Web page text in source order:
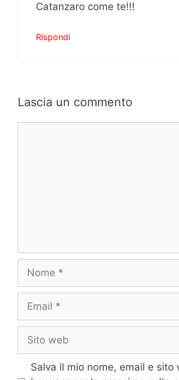
Catanzaro come te!!!
Rispondi
Lascia un commento
Nome
Email
Sito
web
Salva il mio nome, email e sito